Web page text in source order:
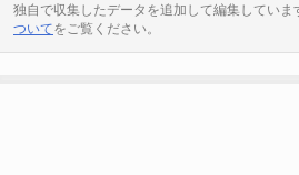
独自で収集したデータを追加して編集していま
ついてをご覧ください。